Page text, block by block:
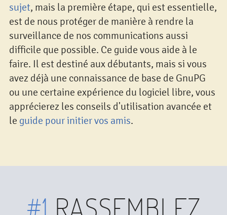
sujet, mais la première étape, qui est essentielle,
est de nous protéger de manière à rendre la
surveillance de nos communications aussi
difficile que possible. Ce guide vous aide à le
faire. Il est destiné aux débutants, mais si vous
avez déjà une connaissance de base de GnuPG
ou une certaine expérience du logiciel libre, vous
apprécierez les conseils d'utilisation avancée et
le guide pour initier vos amis.
#1 RASSEMBLEZ